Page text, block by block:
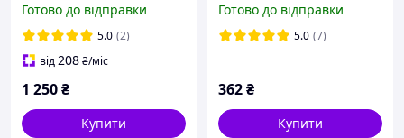
сильні, ми разом" 2026
рік
Готово до відправки
5.0 (2)
від208₴/міс
1 250₴
Купити
монети 1 гривня
Національного банку
Готово до відправки
5.0 (7)
362₴
Купити